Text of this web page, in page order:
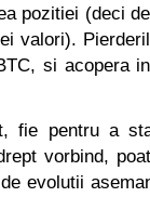
pozitiei (deci
valori).
si acopera
fie pentru a
vorbind,
evolutii